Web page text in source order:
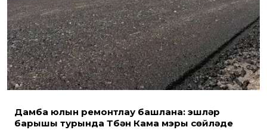
Дамба юлын ремонтлау башлана: эшләр
барышы турында Түбән Кама мэры сөйләде